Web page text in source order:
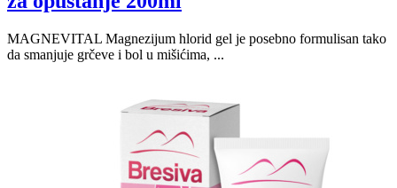
MAGNEVITAL Magnezijum hlorid gel je posebno formulisan tako
da smanjuje grčeve i bol u mišićima, ...